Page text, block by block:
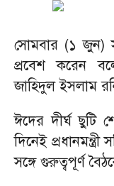
সোমবার (১ জুন)
প্রবেশ করেন
জাহিদুল ইসলাম
ঈদের দীর্ঘ ছুটি
দিনেই
সঙ্গে গুরুত্বপূর্ণ